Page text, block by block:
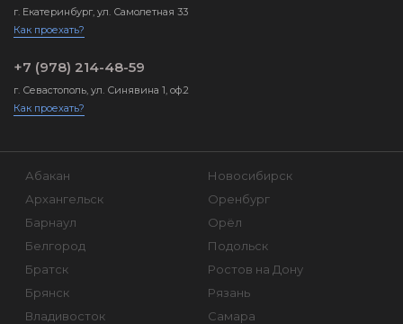
г. Екатеринбург, ул. Самолетная 33
Как проехать?
+7 (978) 214-48-59
г. Севастополь, ул. Синявина 1, оф.2
Как проехать?
Абакан
Архангельск
Барнаул
Белгород
Братск
Брянск
Владивосток
Новосибирск
Оренбург
Орёл
Подольск
Ростов на Дону
Рязань
Самара